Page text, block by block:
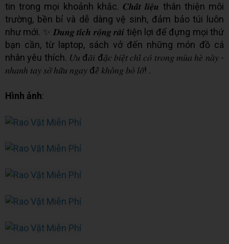
tin trong mọi khoảnh khắc. 𝑪𝒉𝒂̂́𝒕 𝒍𝒊𝒆̣̂𝒖 thân thiện môi
trường, bền bỉ và dễ dàng vệ sinh, đảm bảo túi luôn
như mới. ✨ 𝑫𝒖𝒏𝒈 𝒕𝒊́𝒄𝒉 𝒓𝒐̣̂𝒏𝒈 𝒓𝒂̃𝒊 tiện lợi để đựng mọi thứ
bạn cần, từ laptop, sách vở đến những món đồ cá
nhân yêu thích. 𝑈̛𝑢 đ𝑎̃𝑖 đ𝑎̣̆𝑐 𝑏𝑖𝑒̣̂𝑡 𝑐ℎ𝑖̉ 𝑐𝑜́ 𝑡𝑟𝑜𝑛𝑔 𝑚𝑢̀𝑎 ℎ𝑒̀ 𝑛𝑎̀𝑦 -
𝑛ℎ𝑎𝑛ℎ 𝑡𝑎𝑦 𝑠𝑜̛̉ ℎ𝑢̛̃𝑢 𝑛𝑔𝑎𝑦 đ𝑒̂̉ 𝑘ℎ𝑜̂𝑛𝑔 𝑏𝑜̉ 𝑙𝑜̛̃! .
Hình ảnh: